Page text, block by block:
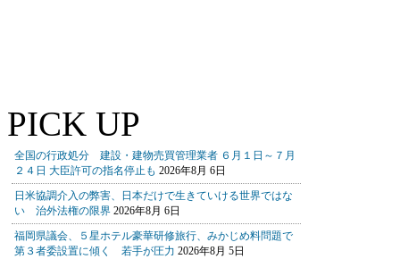
PICK UP